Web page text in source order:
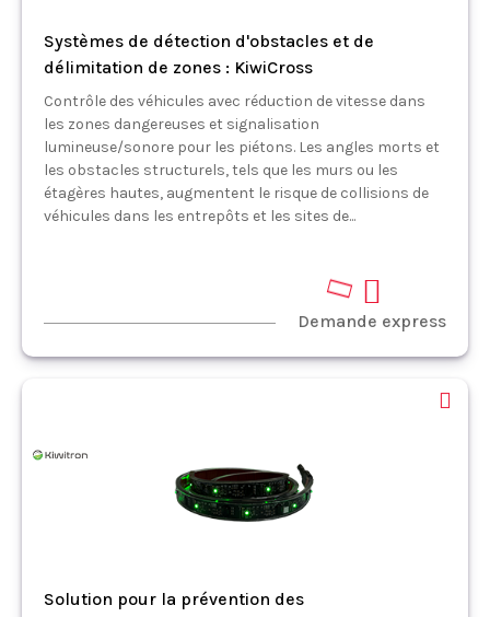
Systèmes de détection d'obstacles et de
délimitation de zones : KiwiCross
Contrôle des véhicules avec réduction de vitesse dans
les zones dangereuses et signalisation
lumineuse/sonore pour les piétons. Les angles morts et
les obstacles structurels, tels que les murs ou les
étagères hautes, augmentent le risque de collisions de
véhicules dans les entrepôts et les sites de...
Demande express
Solution pour la prévention des